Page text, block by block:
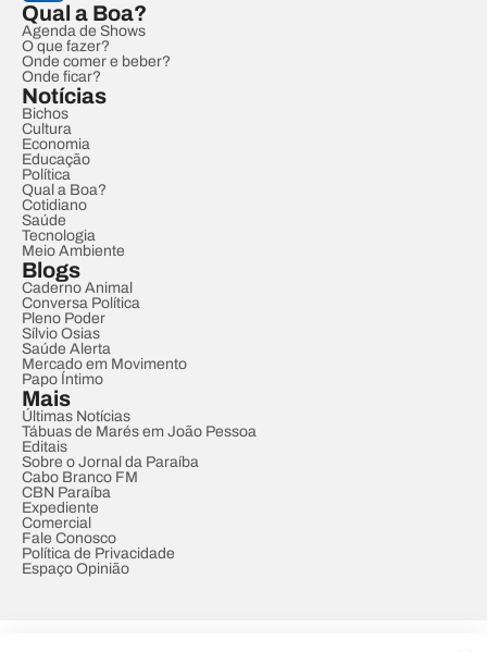
Qual a Boa?
Agenda de Shows
O que fazer?
Onde comer e beber?
Onde ficar?
Notícias
Bichos
Cultura
Economia
Educação
Política
Qual a Boa?
Cotidiano
Saúde
Tecnologia
Meio Ambiente
Blogs
Caderno Animal
Conversa Política
Pleno Poder
Sílvio Osias
Saúde Alerta
Mercado em Movimento
Papo Íntimo
Mais
Últimas Notícias
Tábuas de Marés em João Pessoa
Editais
Sobre o Jornal da Paraíba
Cabo Branco FM
CBN Paraíba
Expediente
Comercial
Fale Conosco
Política de Privacidade
Espaço Opinião